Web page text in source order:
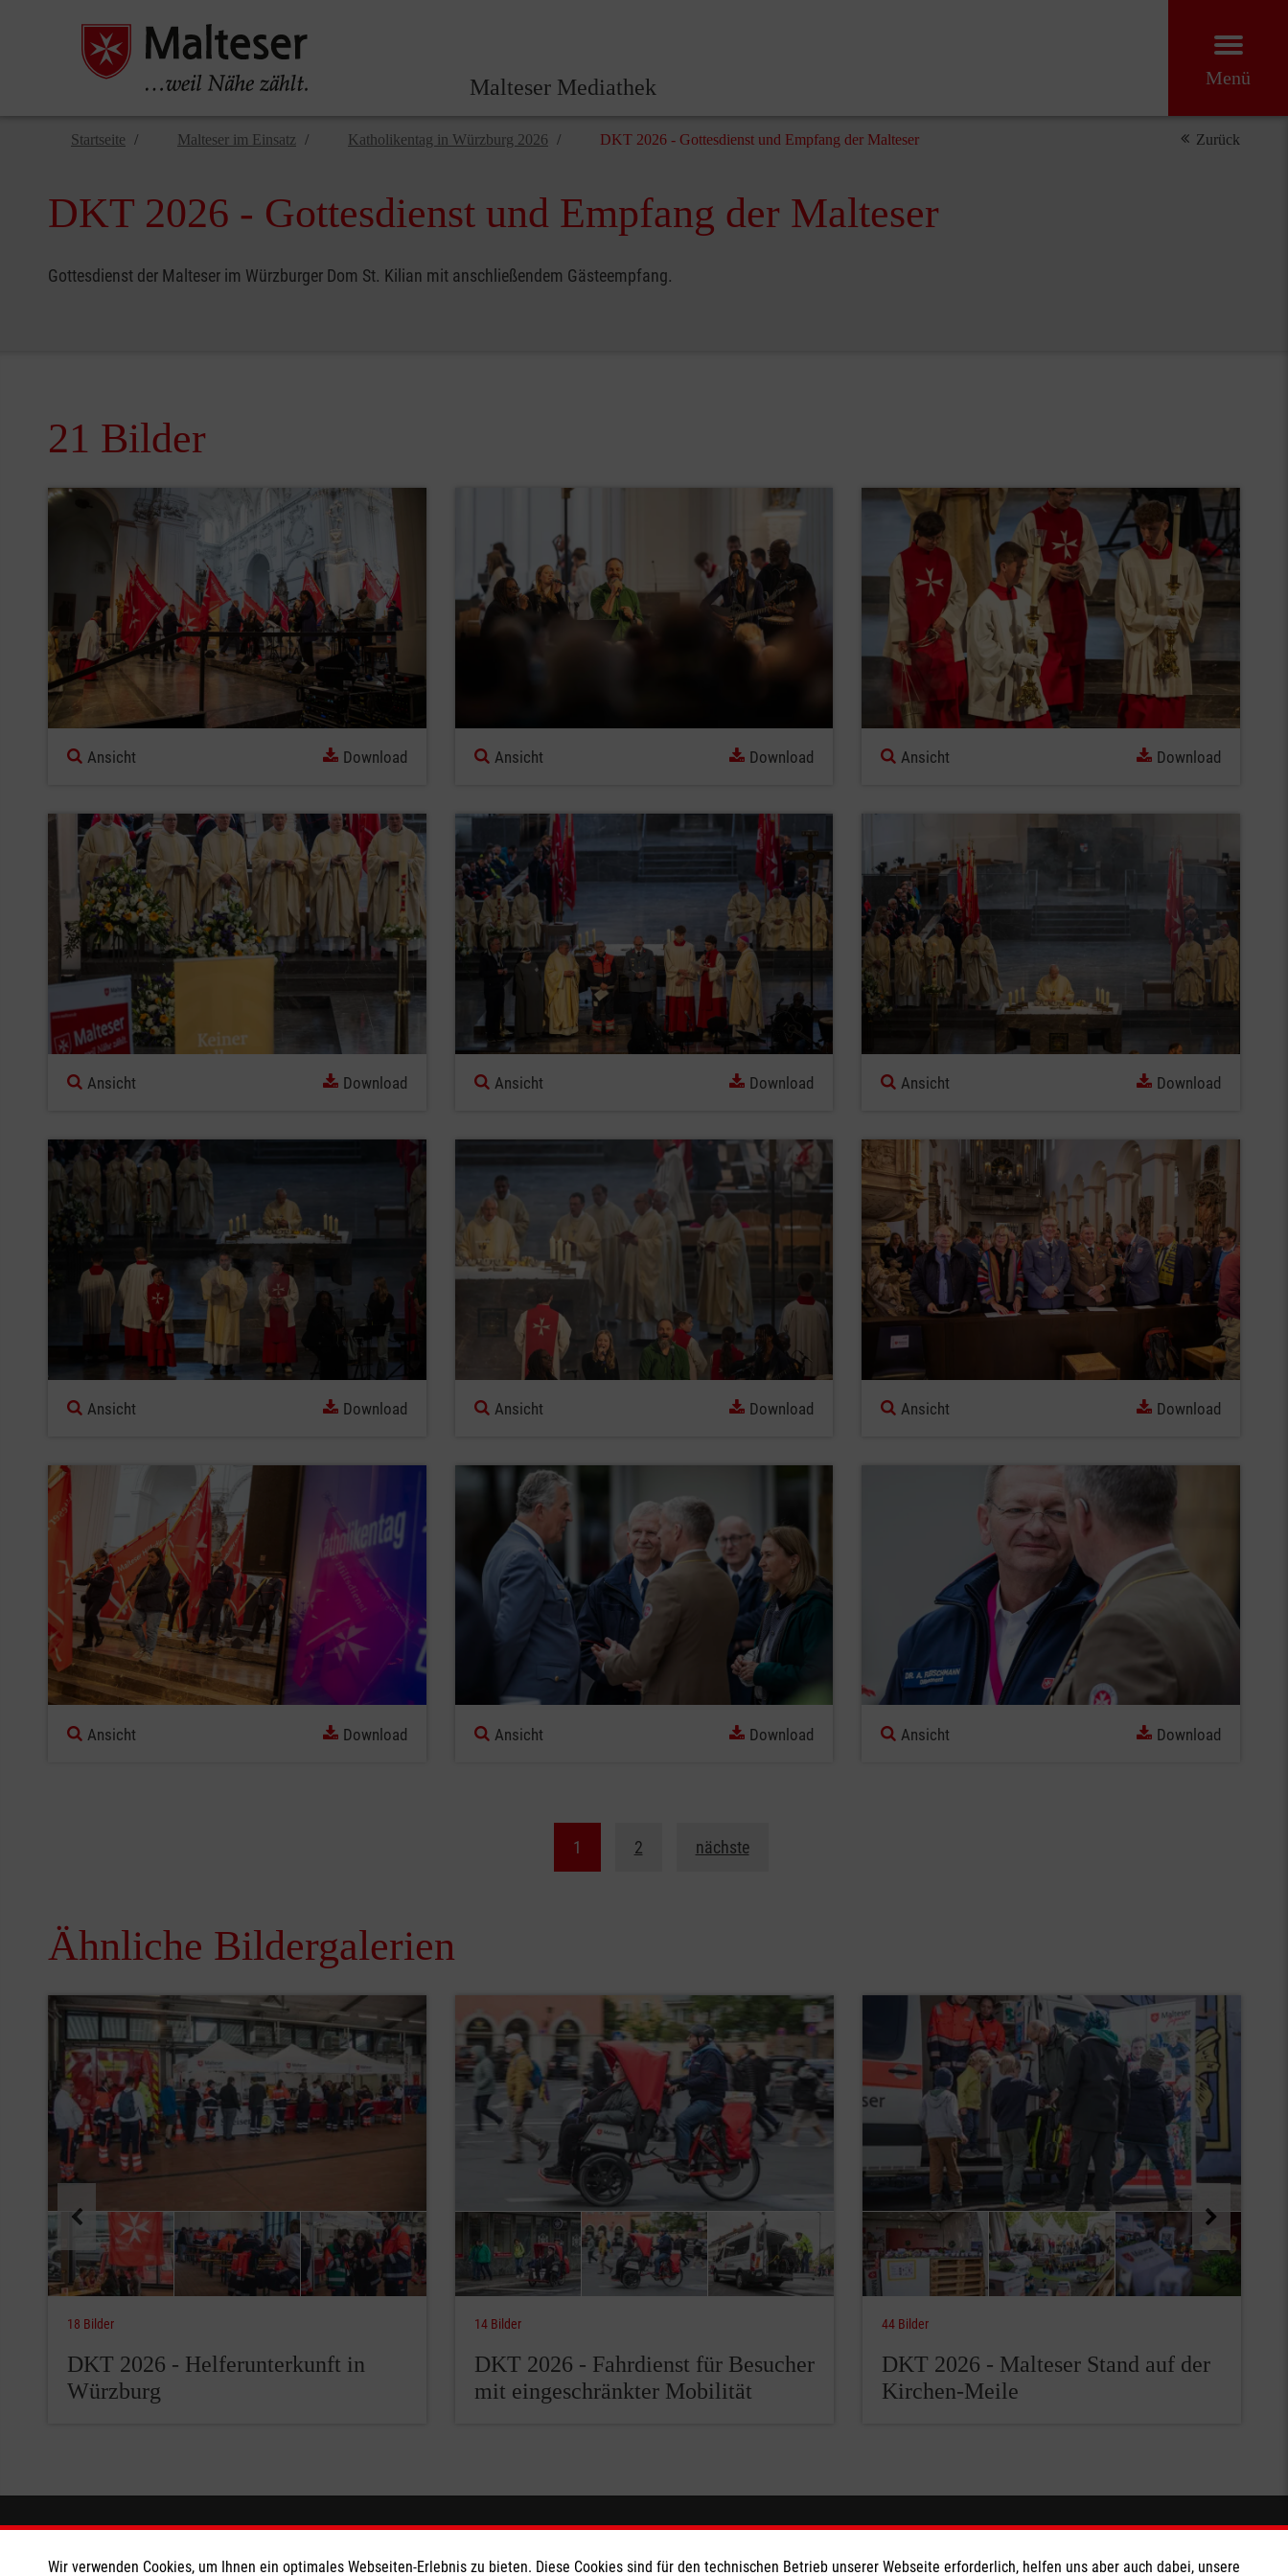
Malteser Mediathek Menü
Startseite Malteser im Einsatz Katholikentag in Würzburg 2026 DKT 2026 - Gottesdienst und Empfang der Malteser Zurück
DKT 2026 - Gottesdienst und Empfang der Malteser
Gottesdienst der Malteser im Würzburger Dom St. Kilian mit anschließendem Gästeempfang.
21 Bilder
Ansicht Download Ansicht Download Ansicht Download
Ansicht Download Ansicht Download Ansicht Download
Ansicht Download Ansicht Download Ansicht Download
Ansicht Download Ansicht Download Ansicht Download
1 2 nächste
Ähnliche Bildergalerien
Pause
18 Bilder
DKT 2026 - Helferunterkunft in
Würzburg
14 Bilder
DKT 2026 - Fahrdienst für Besucher
mit eingeschränkter Mobilität
44 Bilder
DKT 2026 - Malteser Stand auf der
Kirchen-Meile
Wir verwenden Cookies, um Ihnen ein optimales Webseiten-Erlebnis zu bieten. Diese Cookies sind für den technischen Betrieb unserer Webseite erforderlich, helfen uns aber auch dabei, unsere